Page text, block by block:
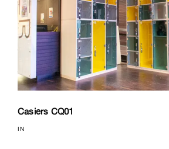
Casiers CQ01
IN